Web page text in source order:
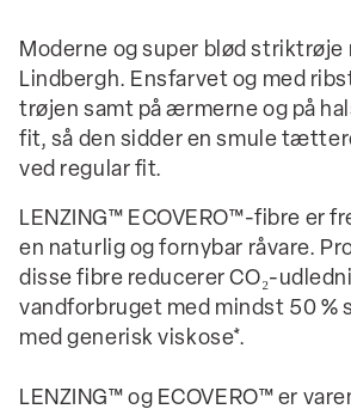
Moderne og super blød striktrøje
Lindbergh. Ensfarvet og med
trøjen samt på ærmerne og på
fit, så den sidder en smule
ved regular fit.
LENZING™ ECOVERO™-fibre er
en naturlig og fornybar råvare.
disse fibre reducerer CO₂-
vandforbruget med mindst 50 %
med generisk viskose*.
LENZING™ og ECOVERO™ er